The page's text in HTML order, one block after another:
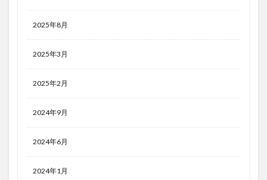
2025年8月
2025年3月
2025年2月
2024年9月
2024年6月
2024年1月